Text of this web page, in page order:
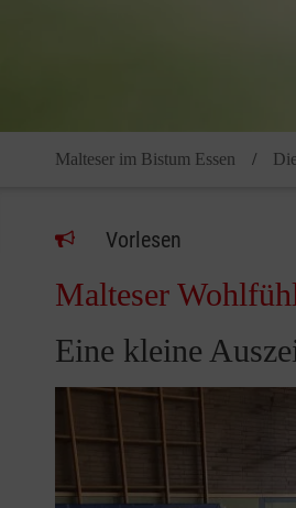
Malteser im Bistum Essen
Vorlesen
Malteser
Eine kleine